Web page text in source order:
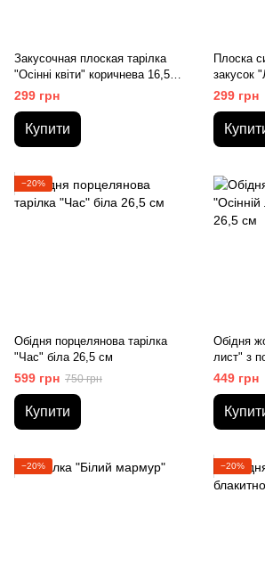
Закусочная плоская тарілка
"Осінні квіти" коричнева 16,5
см
299 грн
Купити
Плоска
закусок
299 грн
−20%
Обідня порцелянова тарілка
"Час" біла 26,5 см
599 грн 750 грн
Купити
Обідня
лист" з
449 грн
−20% −20%